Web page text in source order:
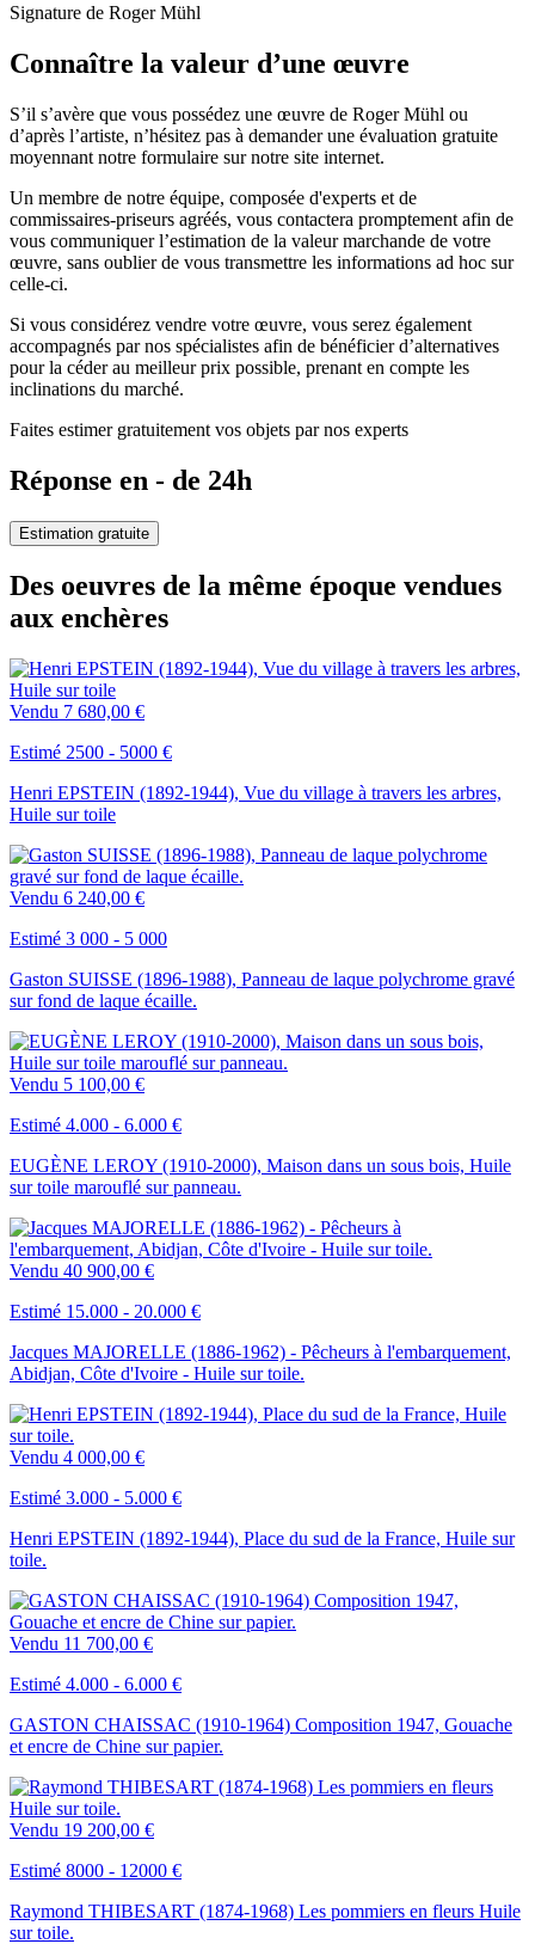
Signature de Roger Mühl
Connaître la valeur d’une œuvre
S’il s’avère que vous possédez une œuvre de Roger Mühl ou
d’après l’artiste, n’hésitez pas à demander une évaluation gratuite
moyennant notre formulaire sur notre site internet.
Un membre de notre équipe, composée d'experts et de
commissaires-priseurs agréés, vous contactera promptement afin de
vous communiquer l’estimation de la valeur marchande de votre
œuvre, sans oublier de vous transmettre les informations ad hoc sur
celle-ci.
Si vous considérez vendre votre œuvre, vous serez également
accompagnés par nos spécialistes afin de bénéficier d’alternatives
pour la céder au meilleur prix possible, prenant en compte les
inclinations du marché.
Faites estimer gratuitement vos objets par nos experts
Réponse en - de 24h
Estimation gratuite
Des oeuvres de la même époque vendues
aux enchères
Vendu 7 680,00 €
Estimé 2500 - 5000 €
Henri EPSTEIN (1892-1944), Vue du village à travers les arbres,
Huile sur toile
Vendu 6 240,00 €
Estimé 3 000 - 5 000
Gaston SUISSE (1896-1988), Panneau de laque polychrome gravé
sur fond de laque écaille.
Vendu 5 100,00 €
Estimé 4.000 - 6.000 €
EUGÈNE LEROY (1910-2000), Maison dans un sous bois, Huile
sur toile marouflé sur panneau.
Vendu 40 900,00 €
Estimé 15.000 - 20.000 €
Jacques MAJORELLE (1886-1962) - Pêcheurs à l'embarquement,
Abidjan, Côte d'Ivoire - Huile sur toile.
Vendu 4 000,00 €
Estimé 3.000 - 5.000 €
Henri EPSTEIN (1892-1944), Place du sud de la France, Huile sur
toile.
Vendu 11 700,00 €
Estimé 4.000 - 6.000 €
GASTON CHAISSAC (1910-1964) Composition 1947, Gouache
et encre de Chine sur papier.
Vendu 19 200,00 €
Estimé 8000 - 12000 €
Raymond THIBESART (1874-1968) Les pommiers en fleurs Huile
sur toile.